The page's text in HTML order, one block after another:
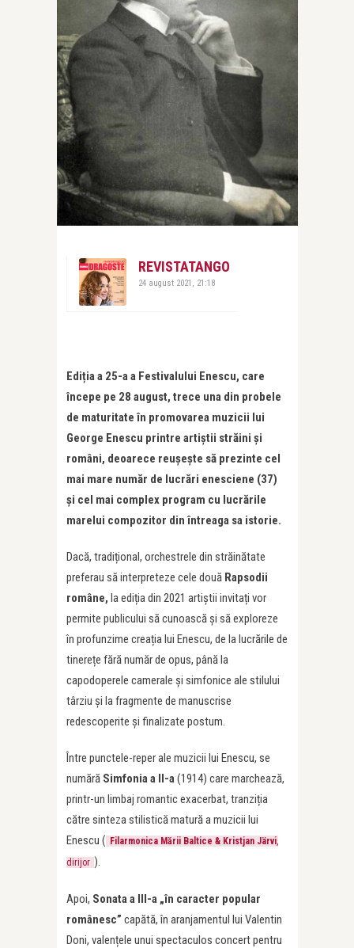
REVISTATANGO
24 august 2021, 21:18
Ediția a 25-a a Festivalului Enescu, care
începe pe 28 august, trece una din probele
de maturitate în promovarea muzicii lui
George Enescu printre artiștii străini și
români, deoarece reușește să prezinte cel
mai mare număr de lucrări enesciene (37)
și cel mai complex program cu lucrările
marelui compozitor din întreaga sa istorie.
Dacă, tradițional, orchestrele din străinătate
preferau să interpreteze cele două Rapsodii
române, la ediția din 2021 artiștii invitați vor
permite publicului să cunoască și să exploreze
în profunzime creația lui Enescu, de la lucrările de
tinerețe fără număr de opus, până la
capodoperele camerale și simfonice ale stilului
târziu și la fragmente de manuscrise
redescoperite și finalizate postum.
Între punctele-reper ale muzicii lui Enescu, se
numără Simfonia a II-a(1914) care marchează,
printr-un limbaj romantic exacerbat, tranziția
către sinteza stilistică matură a muzicii lui
Enescu ( Filarmonica Mării Baltice & Kristjan Järvi,
dirijor ).
Apoi, Sonata a III-a „în caracter popular
românesc” capătă, în aranjamentul lui Valentin
Doni, valențele unui spectaculos concert pentru